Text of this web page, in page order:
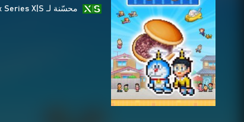
محسّنة لـ Xbox Series X|S